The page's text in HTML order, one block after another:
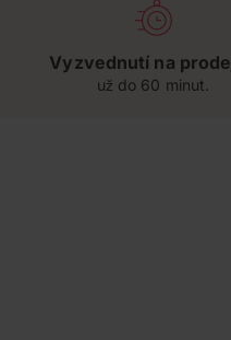
Vyzvednutí na
už do 60 minut.